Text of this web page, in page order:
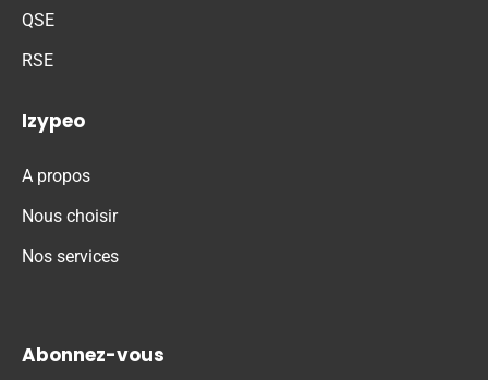
QSE
RSE
Izypeo
A propos
Nous choisir
Nos services
Abonnez-vous